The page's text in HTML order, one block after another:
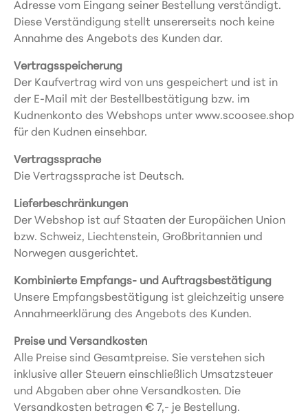
Adresse vom Eingang seiner Bestellung verständigt.
Diese Verständigung stellt unsererseits noch keine
Annahme des Angebots des Kunden dar.
Vertragsspeicherung
Der Kaufvertrag wird von uns gespeichert und ist in
der E-Mail mit der Bestellbestätigung bzw. im
Kudnenkonto des Webshops unter www.scoosee.shop
für den Kudnen einsehbar.
Vertragssprache
Die Vertragssprache ist Deutsch.
Lieferbeschränkungen
Der Webshop ist auf Staaten der Europäichen Union
bzw. Schweiz, Liechtenstein, Großbritannien und
Norwegen ausgerichtet.
Kombinierte Empfangs- und Auftragsbestätigung
Unsere Empfangsbestätigung ist gleichzeitig unsere
Annahmeerklärung des Angebots des Kunden.
Preise und Versandkosten
Alle Preise sind Gesamtpreise. Sie verstehen sich
inklusive aller Steuern einschließlich Umsatzsteuer
und Abgaben aber ohne Versandkosten. Die
Versandkosten betragen € 7,- je Bestellung.